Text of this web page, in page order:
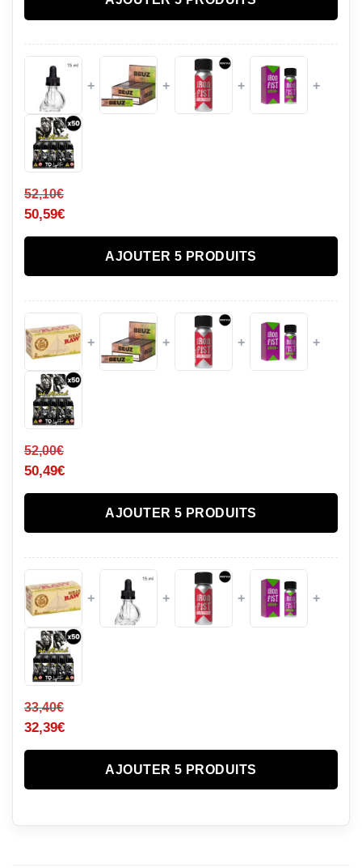
+ + + +
52,10€
50,59€
AJOUTER 5 PRODUITS
+ + + +
52,00€
50,49€
AJOUTER 5 PRODUITS
+ + + +
33,40€
32,39€
AJOUTER 5 PRODUITS